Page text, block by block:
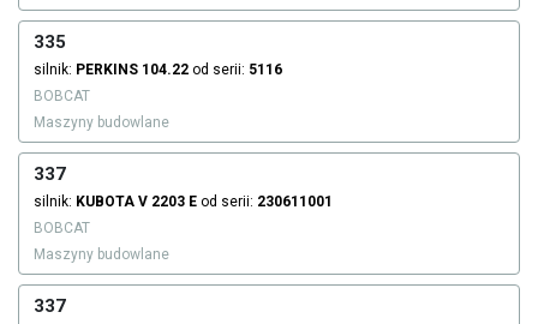
335
silnik: PERKINS 104.22 od serii: 5116
BOBCAT
Maszyny budowlane
337
silnik: KUBOTA V 2203 E od serii: 230611001
BOBCAT
Maszyny budowlane
337